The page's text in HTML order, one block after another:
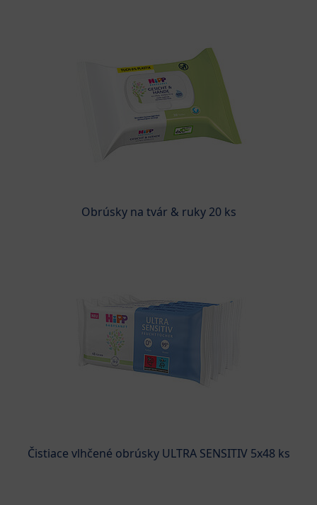
Obrúsky na tvár & ruky 20 ks
Čistiace vlhčené obrúsky ULTRA SENSITIV 5x48 ks